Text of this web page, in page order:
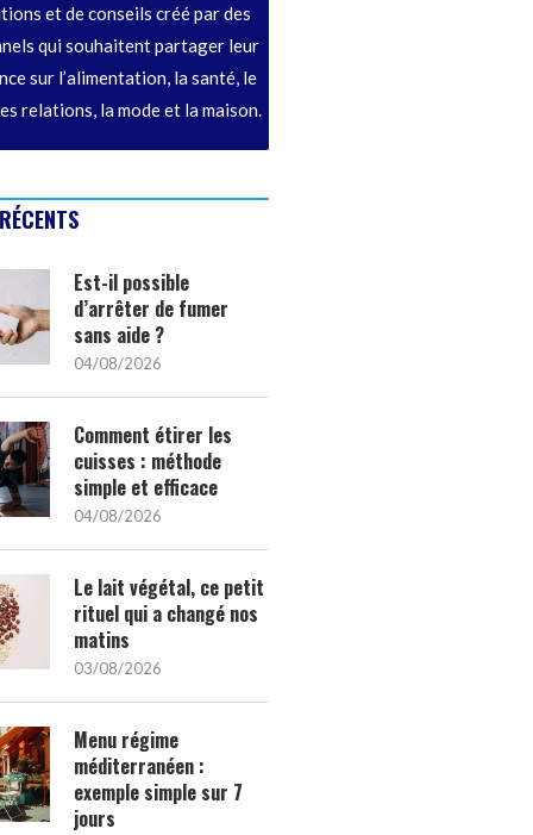
et de conseils créé par des
qui souhaitent partager leur
sur l’alimentation, la santé, le
relations, la mode et la maison.
Est-il possible
d’arrêter de fumer
sans aide ?
04/08/2026
Comment étirer les
cuisses : méthode
simple et efficace
04/08/2026
Le lait végétal, ce petit
rituel qui a changé nos
matins
03/08/2026
Menu régime
méditerranéen :
exemple simple sur 7
jours